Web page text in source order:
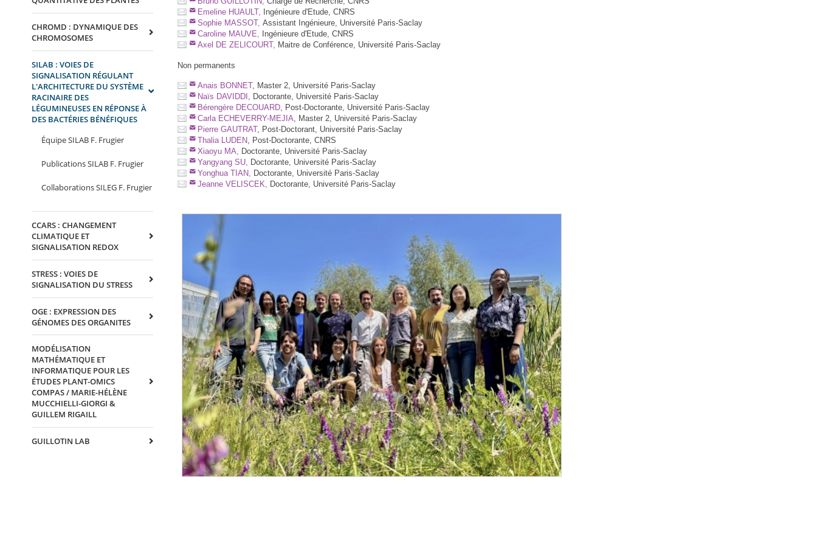
Emeline HUAULT, Ingénieure d'Etude, CNRS
Sophie MASSOT, Assistant Ingénieure, Université Paris-Saclay
Caroline MAUVE,
Ingénieure d'Etude, CNRS
Axel DE ZELICOURT, Maitre de Conférence, Université Paris-Saclay
Non permanents
Anais BONNET, Master 2, Université Paris-Saclay
Naïs DAVIDDI , Doctorante, Université Paris-Saclay
Bérengère DECOUARD, Post-Doctorante, Université Paris-Saclay
Carla ECHEVERRY-MEJIA, Master 2, Université Paris-Saclay
Pierre GAUTRAT, Post-Doctorant, Université Paris-Saclay
Thalia LUDEN, Post-Doctorante, CNRS
Xiaoyu MA, Doctorante, Université Paris-Saclay
Yangyang SU, Doctorante, Université Paris-Saclay
Yonghua TIAN, Doctorante, Université Paris-Saclay
Jeanne VELISCEK, Doctorante, Université Paris-Saclay
CHROMD : DYNAMIQUE DES
CHROMOSOMES
SILAB : VOIES DE
SIGNALISATION RÉGULANT
L'ARCHITECTURE DU SYSTÈME
RACINAIRE DES
LÉGUMINEUSES EN RÉPONSE À
DES BACTÉRIES BÉNÉFIQUES
Équipe SILAB F. Frugier
Publications SILAB F. Frugier
Collaborations SILEG F. Frugier
CCARS : CHANGEMENT
CLIMATIQUE ET
SIGNALISATION REDOX
STRESS : VOIES DE
SIGNALISATION DU STRESS
OGE : EXPRESSION DES
GÉNOMES DES ORGANITES
MODÉLISATION
MATHÉMATIQUE ET
INFORMATIQUE POUR LES
ÉTUDES PLANT-OMICS
COMPAS / MARIE-HÉLÈNE
MUCCHIELLI-GIORGI &
GUILLEM RIGAILL
GUILLOTIN LAB